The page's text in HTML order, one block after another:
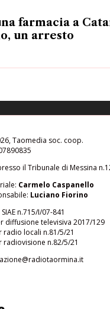
farmacia a
un arresto
Taomedia soc. coop.
il Tribunale di Messina
Carmelo Caspanello
Luciano Fiorino
n.715/I/07-841
diffusione televisiva 2017/129
radio locali n.81/5/21
radiovisione n.82/5/21